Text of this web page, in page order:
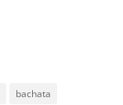
bachata